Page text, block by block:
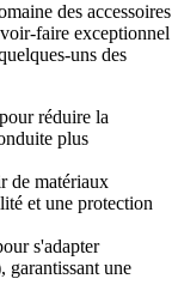
des accessoires
faire exceptionnel
uns des
réduire la
plus
de matériaux
et une protection
s'adapter
garantissant une